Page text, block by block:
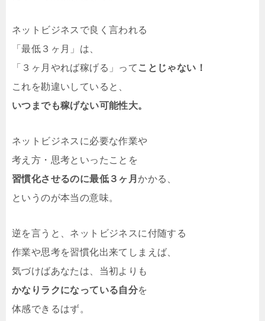
ネットビジネスで良く言われる
「最低３ヶ月」は、
「３ヶ月やれば稼げる」って ことじゃない！
これを勘違いしていると、
いつまでも稼げない可能性大。
ネットビジネスに必要な作業や
考え方・思考といったことを
習慣化させるのに最低３ヶ月かかる、
というのが本当の意味。
逆を言うと、ネットビジネスに付随する
作業や思考を習慣化出来てしまえば、
気づけばあなたは、当初よりも
かなりラクになっている自分を
体感できるはず。